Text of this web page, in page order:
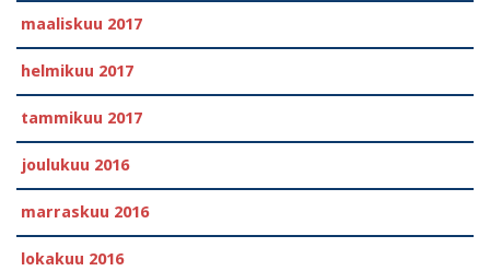
maaliskuu 2017
helmikuu 2017
tammikuu 2017
joulukuu 2016
marraskuu 2016
lokakuu 2016